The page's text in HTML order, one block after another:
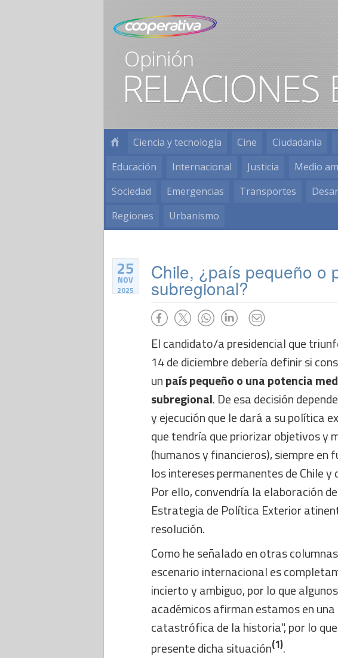
Ciencia y tecnología Cine Ciudadanía
Educación
Internacional Justicia Medio
Sociedad
Emergencias Transportes
Regiones
Urbanismo
25
NOV
2025
Chile, ¿país pequeño o
subregional?
El candidato/a presidencial que
14 de diciembre debería definir si
unpaís pequeño o una potencia
subregional. De esa decisión
y ejecución que le dará a su política
que tendría que priorizar objetivos y
(humanos y financieros), siempre en
los intereses permanentes de Chile y
Por ello, convendría la elaboración
Estrategia de Política Exterior
resolución.
Como he señalado en otras
escenario internacional es
incierto y ambiguo, por lo que algunos
académicos afirman estamos en
catastrófica de la historia", por lo
presente dicha situación(1).